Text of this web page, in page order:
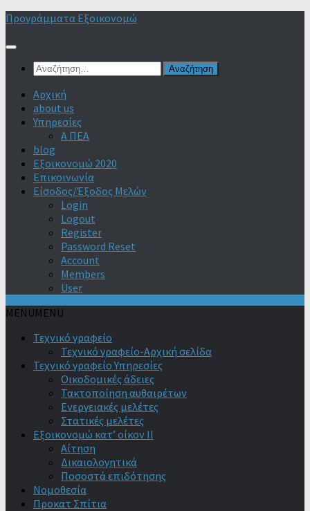
Skip
content
Προγράμματα Εξοικονομώ
Αναζήτηση
Αρχική
about us
Υπηρεσίες
Α ΠΕΑ
blog
Εξοικονομώ 2020
Επικοινωνία
Είσοδος/Έξοδος Μελών
Login
Logout
Register
Password Reset
Account
Members
User
MENUMENU
Τεχνικό γραφείο
Τεχνικό γραφείο-Αρχική σελίδα
Τεχνικό γραφείο Υπηρεσίες
Οικοδομικές άδειες
Τακτοποίηση αυθαιρέτων
Ενεργειακές μελέτες
Στατικές μελέτες
Εξοικονομώ κατ’ οίκον II
Αίτηση
Δικαιολογητικά
Ποσοστά επιδότησης
Νομοθεσία
Προκατ Σπίτια